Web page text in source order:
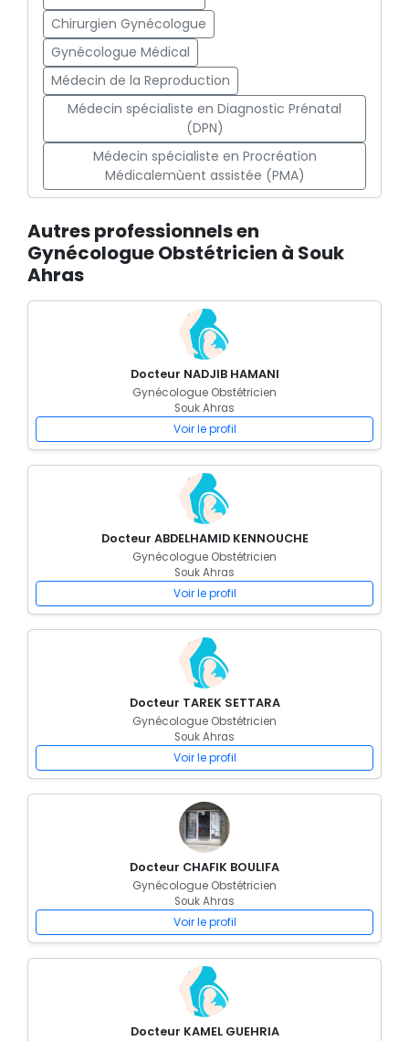
Chirurgien Gynécologue
Gynécologue Médical
Médecin de la Reproduction
Médecin spécialiste en Diagnostic Prénatal
(DPN)
Médecin spécialiste en Procréation
Médicalemùent assistée (PMA)
Autres professionnels en
Gynécologue Obstétricien à Souk
Ahras
Docteur NADJIB HAMANI
Gynécologue Obstétricien
Souk Ahras
Voir le profil
Docteur ABDELHAMID KENNOUCHE
Gynécologue Obstétricien
Souk Ahras
Voir le profil
Docteur TAREK SETTARA
Gynécologue Obstétricien
Souk Ahras
Voir le profil
Docteur CHAFIK BOULIFA
Gynécologue Obstétricien
Souk Ahras
Voir le profil
Docteur KAMEL GUEHRIA